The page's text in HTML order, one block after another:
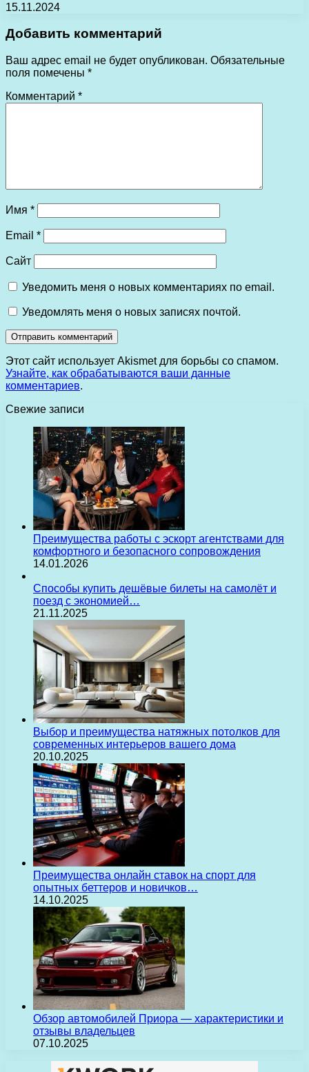
15.11.2024
Добавить комментарий
Ваш адрес email не будет опубликован. Обязательные
поля помечены *
Комментарий *
Имя *
Email *
Сайт
Уведомить меня о новых комментариях по email.
Уведомлять меня о новых записях почтой.
Этот сайт использует Akismet для борьбы со спамом.
Узнайте, как обрабатываются ваши данные
комментариев.
Свежие записи
Преимущества работы с эскорт агентствами для
комфортного и безопасного сопровождения
14.01.2026
Способы купить дешёвые билеты на самолёт и
поезд с экономией…
21.11.2025
Выбор и преимущества натяжных потолков для
современных интерьеров вашего дома
20.10.2025
Преимущества онлайн ставок на спорт для
опытных беттеров и новичков…
14.10.2025
Обзор автомобилей Приора — характеристики и
отзывы владельцев
07.10.2025